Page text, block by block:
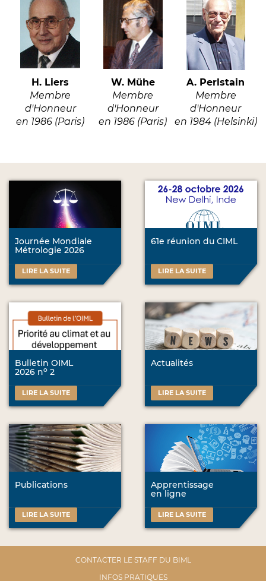
H. Liers
Membre
d'Honneur
en 1986 (Paris)
W. Mühe
Membre
d'Honneur
en 1986 (Paris)
A. Perlstain
Membre
d'Honneur
en 1984 (Helsinki)
Journée Mondiale
Métrologie 2026
LIRE LA SUITE
61e réunion du CIML
LIRE LA SUITE
Bulletin OIML
2026 no 2
LIRE LA SUITE
Actualités
LIRE LA SUITE
Publications
LIRE LA SUITE
Apprentissage
en ligne
LIRE LA SUITE
CONTACTER LE STAFF DU BIML
INFOS PRATIQUES